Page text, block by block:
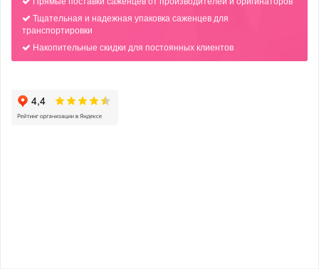
Тщательная и надежная упаковка саженцев для
транспортировки
Накопительные скидки для постоянных клиентов